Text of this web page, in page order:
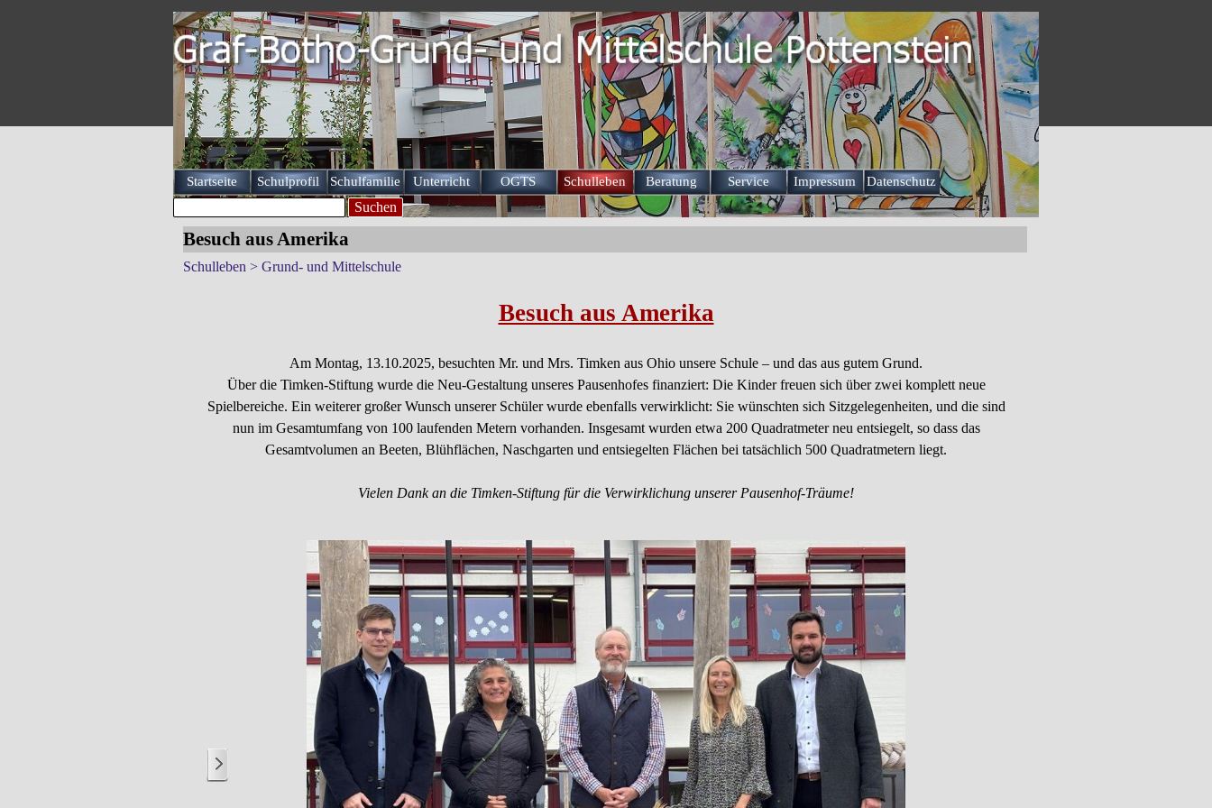
Menü überspringen
Startseite Schulprofil ▼
Schulfamilie ▼
Unterricht ▼
OGTS ▼
Schulleben ▼
Beratung ▼
Service ▼
Impressum Datenschutz
Suchen
Besuch aus Amerika
Schulleben > Grund- und Mittelschule
Besuch aus Amerika
Am Montag, 13.10.2025, besuchten Mr. und Mrs. Timken aus Ohio unsere Schule – und das aus gutem Grund.
Über die Timken-Stiftung wurde die Neu-Gestaltung unseres Pausenhofes finanziert: Die Kinder freuen sich über zwei komplett neue
Spielbereiche. Ein weiterer großer Wunsch unserer Schüler wurde ebenfalls verwirklicht: Sie wünschten sich Sitzgelegenheiten, und die sind
nun im Gesamtumfang von 100 laufenden Metern vorhanden. Insgesamt wurden etwa 200 Quadratmeter neu entsiegelt, so dass das
Gesamtvolumen an Beeten, Blühflächen, Naschgarten und entsiegelten Flächen bei tatsächlich 500 Quadratmetern liegt.
Vielen Dank an die Timken-Stiftung für die Verwirklichung unserer Pausenhof-Träume!